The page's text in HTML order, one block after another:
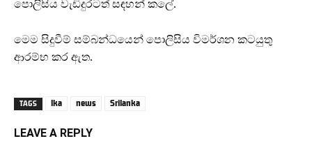
පොලිසිය වැඩිදුරටත් සඳහන් කලේ.
මෙම සිදුවීම් සම්බන්ධයෙන් පොලිසිය විමර්ශන කටයුතු
ආරම්භ කර ඇත.
TAGS lka news Srilanka
LEAVE A REPLY